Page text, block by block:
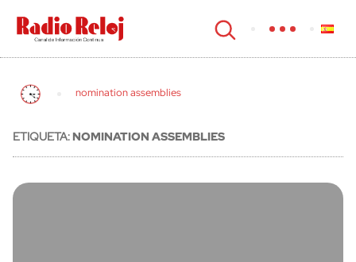
cerrar
nomination assemblies
ETIQUETA:NOMINATION ASSEMBLIES